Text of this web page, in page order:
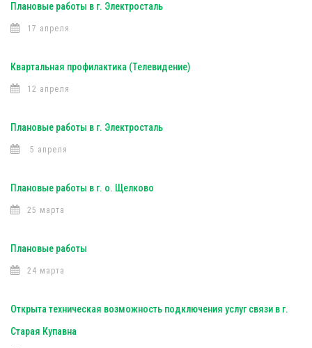
Плановые работы в г. Электросталь
17 апреля
Квартальная профилактика (Телевидение)
12 апреля
Плановые работы в г. Электросталь
5 апреля
Плановые работы в г. о. Щелково
25 марта
Плановые работы
24 марта
Открыта техническая возможность подключения услуг связи в г.
Старая Купавна